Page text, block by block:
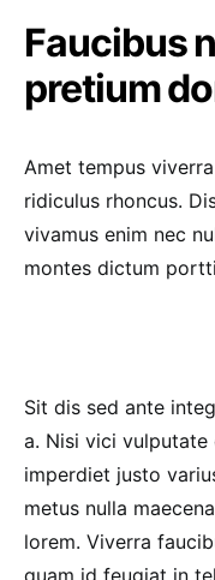
Faucibus
pretium
Amet tempus
ridiculus rhoncus.
vivamus enim nec
montes dictum
Sit dis sed ante
a. Nisi vici vulputate
imperdiet justo
metus nulla
lorem. Viverra
quam id feugiat in